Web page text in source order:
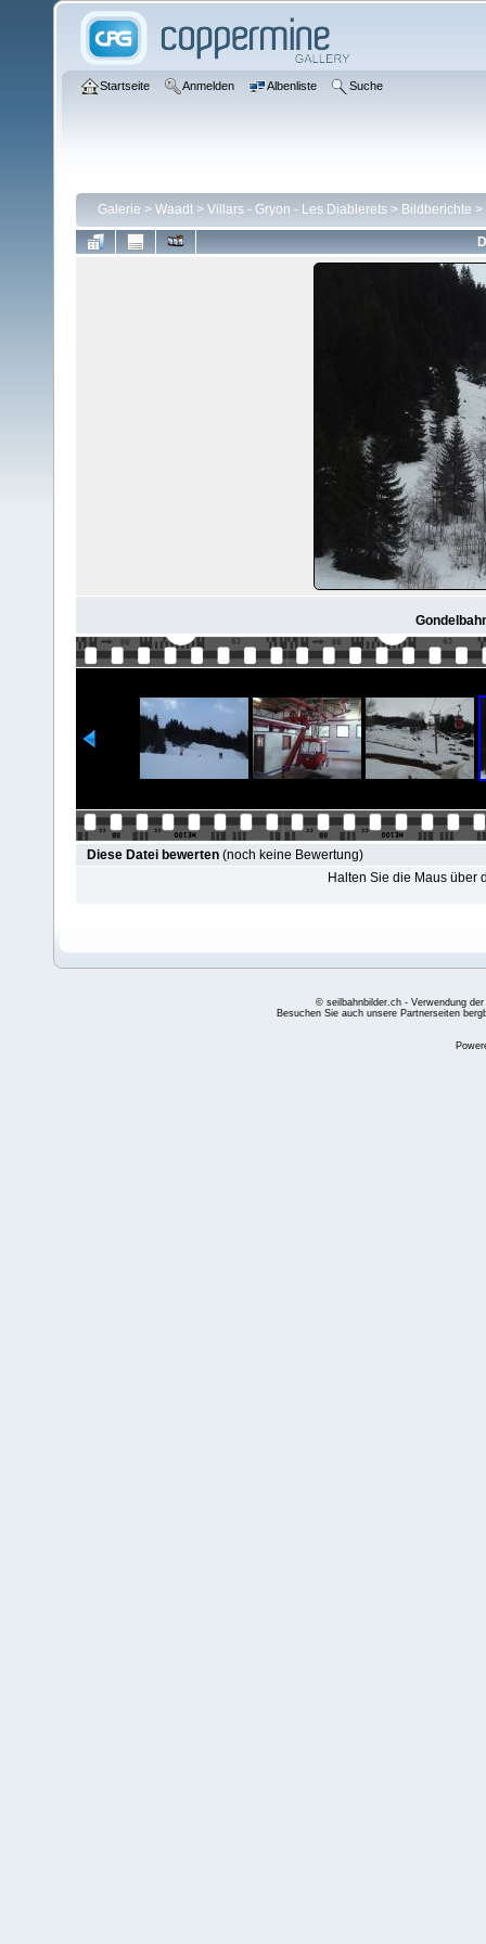
Startseite Anmelden Albenliste Suche
Galerie > Waadt > Villars - Gryon - Les Diablerets > Bildberichte >
Diese Datei bewerten (noch keine Bewertung)
Halten Sie die Maus über
© seilbahnbilder.ch - Verwendung
Besuchen Sie auch unsere Partnerseiten